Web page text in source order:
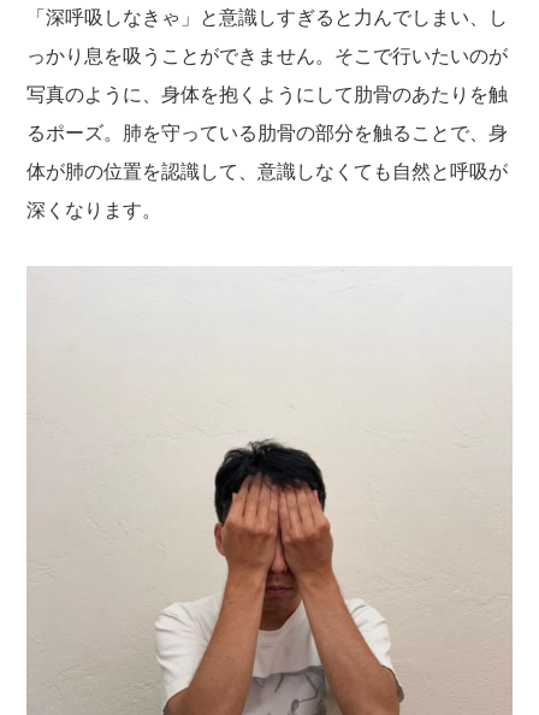
「深呼吸しなきゃ」と意識しすぎると力んでしまい、し
っかり息を吸うことができません。そこで行いたいのが
写真のように、身体を抱くようにして肋骨のあたりを触
るポーズ。肺を守っている肋骨の部分を触ることで、身
体が肺の位置を認識して、意識しなくても自然と呼吸が
深くなります。